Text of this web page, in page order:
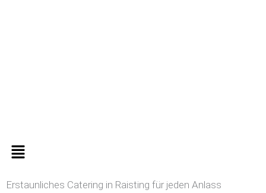
Menü
Erstaunliches Catering in Raisting für jeden Anlass